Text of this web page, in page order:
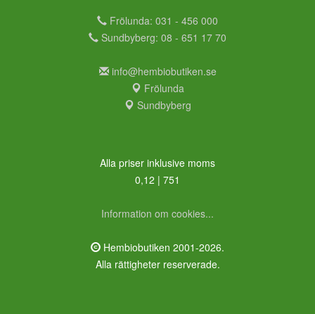
Frölunda: 031 - 456 000
Sundbyberg: 08 - 651 17 70
info@hembiobutiken.se
Frölunda
Sundbyberg
Alla priser inklusive moms
0,12 | 751
Information om cookies...
Hembiobutiken 2001-2026.
Alla rättigheter reserverade.